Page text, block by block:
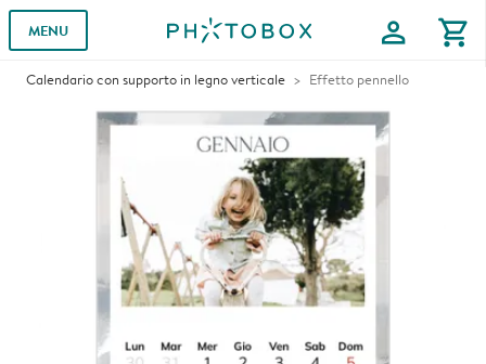
MENU profile shopping_cart
Calendario con supporto in legno verticale Effetto pennello